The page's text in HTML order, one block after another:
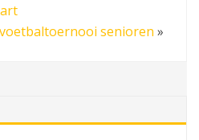
senioren »